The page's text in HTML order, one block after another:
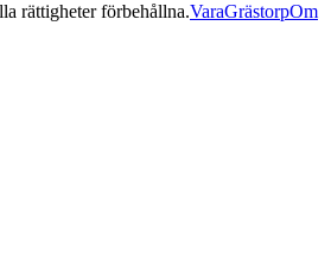
rättigheter förbehållna.VaraGrästorpOm